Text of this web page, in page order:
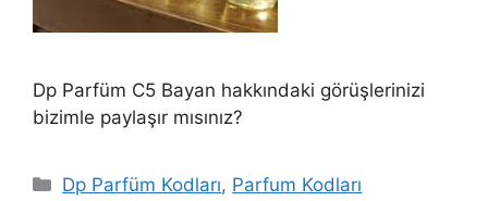
Dp Parfüm C5 Bayan hakkındaki görüşlerinizi
bizimle paylaşır mısınız?
Kategoriler
Dp Parfüm Kodları, Parfum Kodları